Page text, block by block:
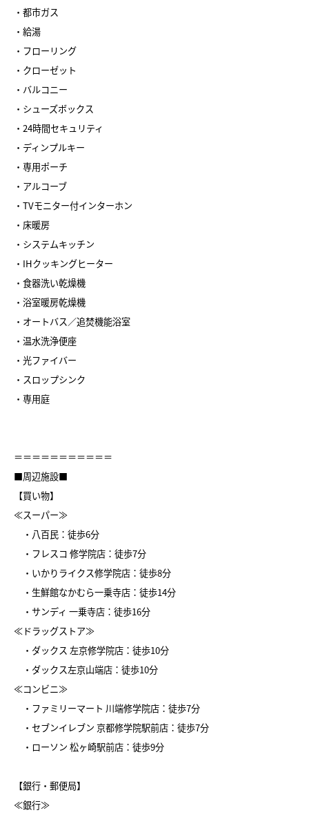
・都市ガス
・給湯
・フローリング
・クローゼット
・バルコニー
・シューズボックス
・24時間セキュリティ
・ディンプルキー
・専用ポーチ
・アルコーブ
・TVモニター付インターホン
・床暖房
・システムキッチン
・IHクッキングヒーター
・食器洗い乾燥機
・浴室暖房乾燥機
・オートバス／追焚機能浴室
・温水洗浄便座
・光ファイバー
・スロップシンク
・専用庭
＝＝＝＝＝＝＝＝＝＝＝
■周辺施設■
【買い物】
≪スーパー≫
・八百民：徒歩6分
・フレスコ 修学院店：徒歩7分
・いかりライクス修学院店：徒歩8分
・生鮮館なかむら一乗寺店：徒歩14分
・サンディ 一乗寺店：徒歩16分
≪ドラッグストア≫
・ダックス 左京修学院店：徒歩10分
・ダックス左京山端店：徒歩10分
≪コンビニ≫
・ファミリーマート 川端修学院店：徒歩7分
・セブンイレブン 京都修学院駅前店：徒歩7分
・ローソン 松ヶ崎駅前店：徒歩9分
【銀行・郵便局】
≪銀行≫